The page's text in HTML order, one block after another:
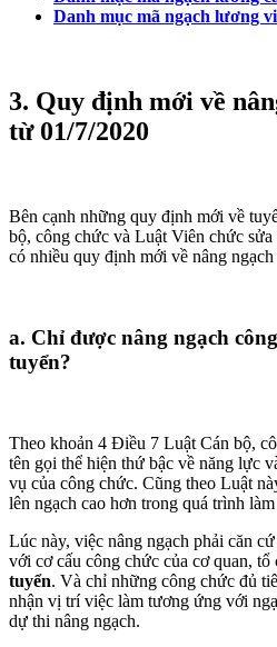
Danh mục mã ngạch lương
3. Quy định mới về
từ 01/7/2020
Bên cạnh những quy định mới về
bộ, công chức và Luật Viên chức
có nhiều quy định mới về nâng
a. Chỉ được nâng ngạch
tuyển?
Theo khoản 4 Điều 7 Luật Cán bộ,
tên gọi thể hiện thứ bậc về năng lực
vụ của công chức. Cũng theo Luật
lên ngạch cao hơn trong quá trình
Lúc này, việc nâng ngạch phải căn
với cơ cấu công chức của cơ quan,
tuyển. Và chỉ những công chức đủ
nhận vị trí việc làm tương ứng với
dự thi nâng ngạch.